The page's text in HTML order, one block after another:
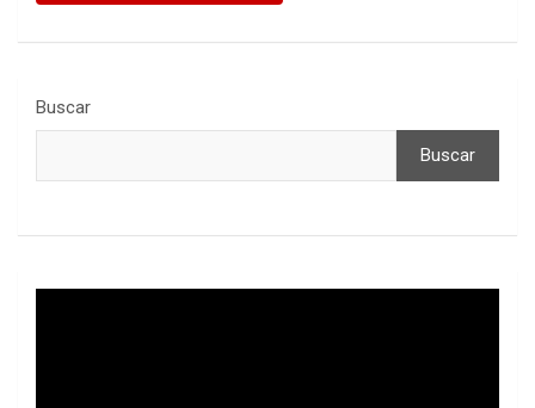
Buscar
Buscar